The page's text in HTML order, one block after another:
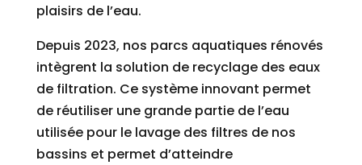
plaisirs de l’eau.
Depuis 2023, nos parcs aquatiques rénovés
intègrent la solution de recyclage des eaux
de filtration. Ce système innovant permet
de réutiliser une grande partie de l’eau
utilisée pour le lavage des filtres de nos
bassins et permet d’atteindre